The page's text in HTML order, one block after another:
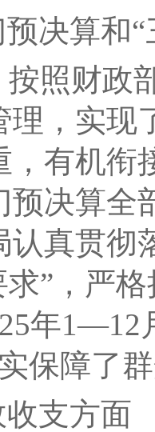
决算和
按照财政
理，实现
，有机衔
预决算全
认真贯彻
求”，严
年1—12
保障了
支方面